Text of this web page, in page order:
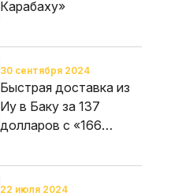
Карабаху»
30 сентября 2024
Быстрая доставка из
Иу в Баку за 137
долларов с «166
22 июля 2024